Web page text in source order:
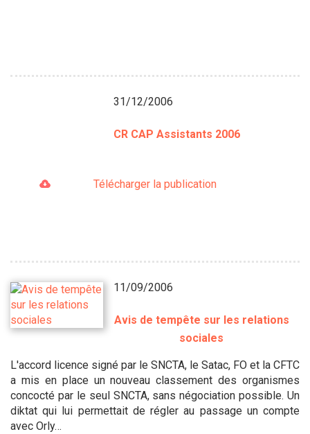
31/12/2006
CR CAP Assistants 2006
Télécharger la publication
11/09/2006
Avis de tempête sur les relations
sociales
L'accord licence signé par le SNCTA, le Satac, FO et la CFTC
a mis en place un nouveau classement des organismes
concocté par le seul SNCTA, sans négociation possible. Un
diktat qui lui permettait de régler au passage un compte
avec Orly…